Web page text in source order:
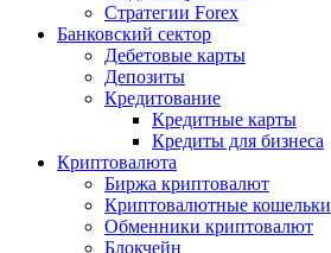
Стратегии Forex
Банковский сектор
Дебетовые карты
Депозиты
Кредитование
Кредитные карты
Кредиты для бизнеса
Криптовалюта
Биржа криптовалют
Криптовалютные кошельки
Обменники криптовалют
Блокчейн